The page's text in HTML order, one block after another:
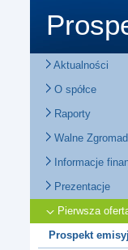
Aktualności
O spółce
Raporty
Walne
Informacje
Prezentacje
Pierwsza
Prospekt